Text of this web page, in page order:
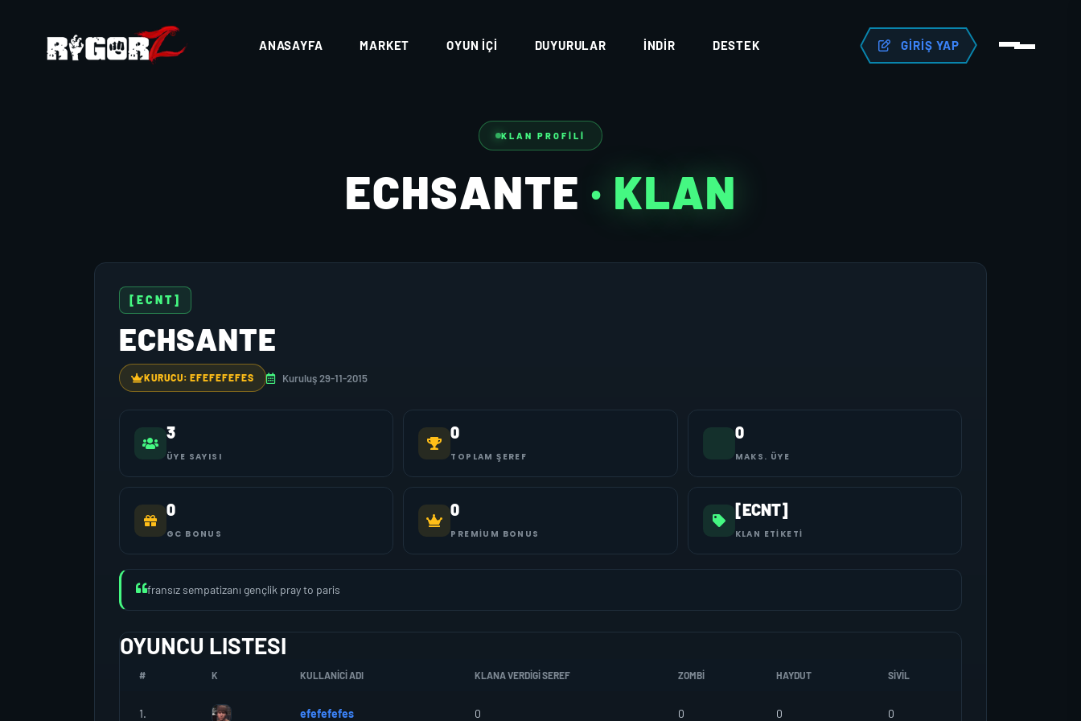
ANASAYFA MARKET OYUN İÇI DUYURULAR İNDIR DESTEK GIRIŞ YAP
KLAN PROFILI
ECHSANTE · KLAN
[ECNT]
ECHSANTE
KURUCU: EFEFEFEFES Kuruluş 29-11-2015
3
ÜYE SAYISI
0
TOPLAM ŞEREF
0
MAKS. ÜYE
0
GC BONUS
0
PREMIUM BONUS
[ECNT]
KLAN ETIKETI
fransız sempatizanı gençlik pray to paris
OYUNCU LISTESI
# K KULLANICI ADI KLANA VERDIGI SEREF ZOMBI HAYDUT SIVIL
1. efefefefes 0 0 0 0